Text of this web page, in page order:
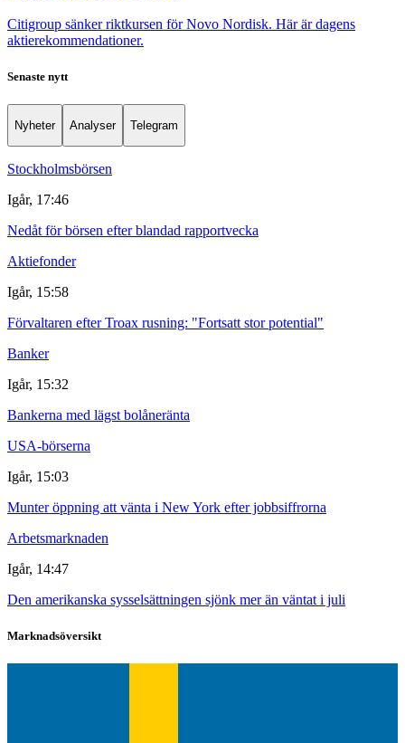
Citigroup sänker riktkursen för Novo Nordisk. Här är dagens
aktierekommendationer.
Senaste nytt
Nyheter Analyser Telegram
Stockholmsbörsen
Igår, 17:46
Nedåt för börsen efter blandad rapportvecka
Aktiefonder
Igår, 15:58
Förvaltaren efter Troax rusning: "Fortsatt stor potential"
Banker
Igår, 15:32
Bankerna med lägst bolåneränta
USA-börserna
Igår, 15:03
Munter öppning att vänta i New York efter jobbsiffrorna
Arbetsmarknaden
Igår, 14:47
Den amerikanska sysselsättningen sjönk mer än väntat i juli
Marknadsöversikt